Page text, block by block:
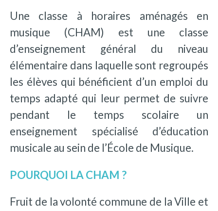
Une classe à horaires aménagés en
musique (CHAM) est une classe
d’enseignement général du niveau
élémentaire dans laquelle sont regroupés
les élèves qui bénéficient d’un emploi du
temps adapté qui leur permet de suivre
pendant le temps scolaire un
enseignement spécialisé d’éducation
musicale au sein de l’École de Musique.
POURQUOI LA CHAM ?
Fruit de la volonté commune de la Ville et